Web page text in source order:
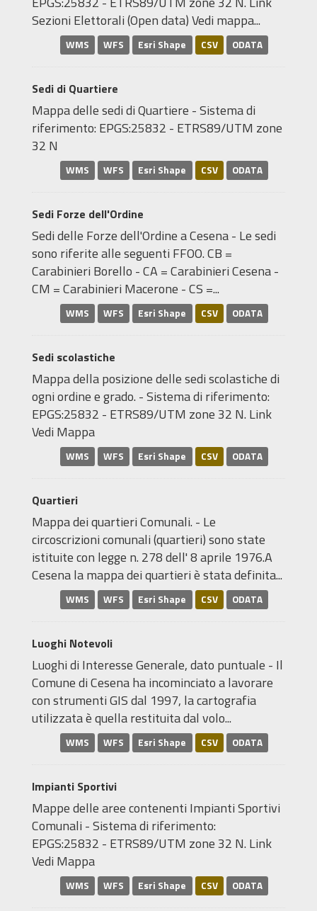
Sezioni Elettorali (Open data) Vedi mappa...
WMS WFS Esri Shape CSV ODATA
Sedi di Quartiere
Mappa delle sedi di Quartiere - Sistema di
riferimento: EPGS:25832 - ETRS89/UTM zone
32 N
WMS WFS Esri Shape CSV ODATA
Sedi Forze dell'Ordine
Sedi delle Forze dell'Ordine a Cesena - Le sedi
sono riferite alle seguenti FFOO. CB =
Carabinieri Borello - CA = Carabinieri Cesena -
CM = Carabinieri Macerone - CS =...
WMS WFS Esri Shape CSV ODATA
Sedi scolastiche
Mappa della posizione delle sedi scolastiche di
ogni ordine e grado. - Sistema di riferimento:
EPGS:25832 - ETRS89/UTM zone 32 N. Link
Vedi Mappa
WMS WFS Esri Shape CSV ODATA
Quartieri
Mappa dei quartieri Comunali. - Le
circoscrizioni comunali (quartieri) sono state
istituite con legge n. 278 dell' 8 aprile 1976.A
Cesena la mappa dei quartieri è stata definita...
WMS WFS Esri Shape CSV ODATA
Luoghi Notevoli
Luoghi di Interesse Generale, dato puntuale - Il
Comune di Cesena ha incominciato a lavorare
con strumenti GIS dal 1997, la cartografia
utilizzata è quella restituita dal volo...
WMS WFS Esri Shape CSV ODATA
Impianti Sportivi
Mappe delle aree contenenti Impianti Sportivi
Comunali - Sistema di riferimento:
EPGS:25832 - ETRS89/UTM zone 32 N. Link
Vedi Mappa
WMS WFS Esri Shape CSV ODATA